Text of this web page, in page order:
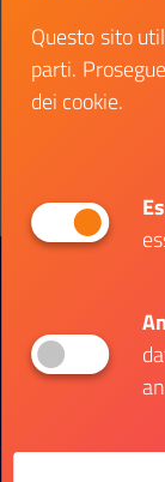
Data fine:
Questo sito
parti.
dei cookie.